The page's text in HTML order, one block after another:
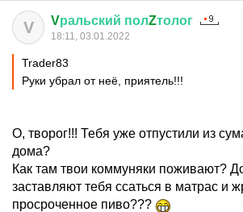
V Vральский полZтолог
18:11, 03.01.2022
Trader83
Руки убрал от неё, приятель!!!
О, творог!!! Тебя уже отпустили из
дома?
Как там твои коммуняки поживают?
заставляют тебя ссаться в матрас и
просроченное пиво???